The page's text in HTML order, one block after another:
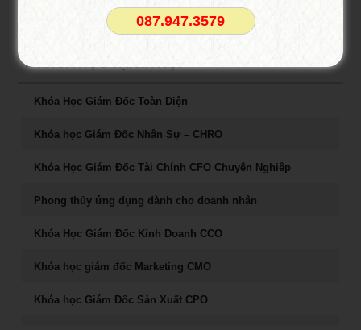
KHÓA HỌC TẠI HÀ NỘI
Khóa Học Giám Đốc Toàn Diện
Khóa học Giám Đốc Nhân Sự – CHRO
Khóa Học Giám Đốc Tài Chính CFO Chuyên Nghiêp
Phong thủy ứng dụng dành cho doanh nhân
Khóa Học Giám Đốc Kinh Doanh CCO
Khóa học giám đốc Marketing CMO
Khóa học Giám Đốc Sản Xuất CPO
087.947.3579